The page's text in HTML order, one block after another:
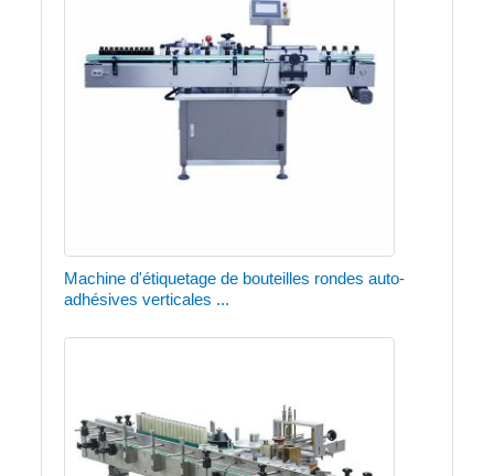
Machine d'étiquetage de bouteilles rondes auto-
adhésives verticales ...